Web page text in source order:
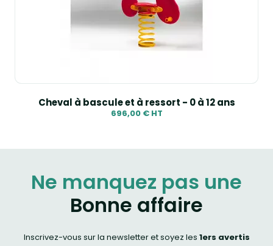
Cheval à bascule et à ressort - 0 à 12 ans
696,00 € HT
Ne manquez pas une
Bonne affaire
Inscrivez-vous sur la newsletter et soyez les 1ers avertis